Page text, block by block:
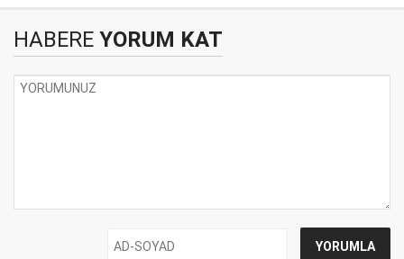
HABERE YORUM KAT